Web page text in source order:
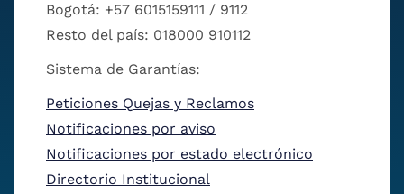
Bogotá: +57 6015159111 / 9112
Resto del país: 018000 910112
Sistema de Garantías:
Peticiones Quejas y Reclamos
Notificaciones por aviso
Notificaciones por estado electrónico
Directorio Institucional